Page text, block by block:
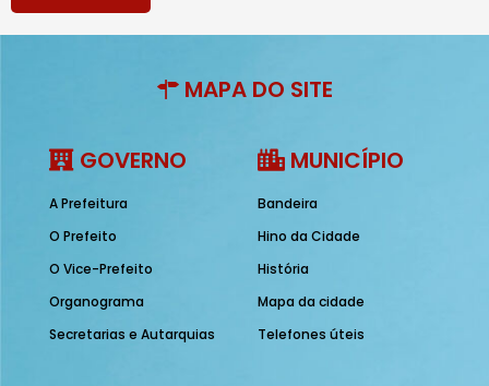
MAPA DO SITE
GOVERNO
A Prefeitura
O Prefeito
O Vice-Prefeito
Organograma
Secretarias e Autarquias
MUNICÍPIO
Bandeira
Hino da Cidade
História
Mapa da cidade
Telefones úteis